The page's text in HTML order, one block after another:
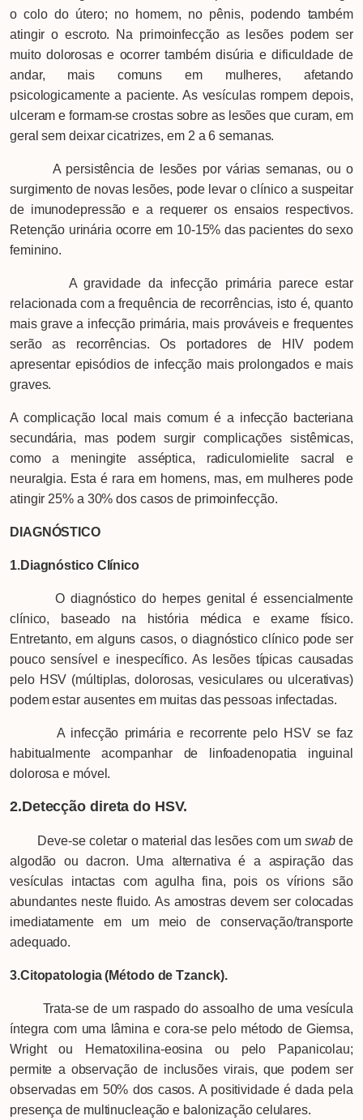
o colo do útero; no homem, no pênis, podendo também
atingir o escroto. Na primoinfecção as lesões podem ser
muito dolorosas e ocorrer também disúria e dificuldade de
andar, mais comuns em mulheres, afetando
psicologicamente a paciente. As vesículas rompem depois,
ulceram e formam-se crostas sobre as lesões que curam, em
geral sem deixar cicatrizes, em 2 a 6 semanas.
A persistência de lesões por várias semanas, ou o
surgimento de novas lesões, pode levar o clínico a suspeitar
de imunodepressão e a requerer os ensaios respectivos.
Retenção urinária ocorre em 10-15% das pacientes do sexo
feminino.
A gravidade da infecção primária parece estar
relacionada com a frequência de recorrências, isto é, quanto
mais grave a infecção primária, mais prováveis e frequentes
serão as recorrências. Os portadores de HIV podem
apresentar episódios de infecção mais prolongados e mais
graves.
A complicação local mais comum é a infecção bacteriana
secundária, mas podem surgir complicações sistêmicas,
como a meningite asséptica, radiculomielite sacral e
neuralgia. Esta é rara em homens, mas, em mulheres pode
atingir 25% a 30% dos casos de primoinfecção.
DIAGNÓSTICO
1.Diagnóstico Clínico
O diagnóstico do herpes genital é essencialmente
clínico, baseado na história médica e exame físico.
Entretanto, em alguns casos, o diagnóstico clínico pode ser
pouco sensível e inespecífico. As lesões típicas causadas
pelo HSV (múltiplas, dolorosas, vesiculares ou ulcerativas)
podem estar ausentes em muitas das pessoas infectadas.
A infecção primária e recorrente pelo HSV se faz
habitualmente acompanhar de linfoadenopatia inguinal
dolorosa e móvel.
2.Detecção direta do HSV.
Deve-se coletar o material das lesões com umswabde
algodão ou dacron. Uma alternativa é a aspiração das
vesículas intactas com agulha fina, pois os vírions são
abundantes neste fluido. As amostras devem ser colocadas
imediatamente em um meio de conservação/transporte
adequado.
3.Citopatologia (Método de Tzanck).
Trata-se de um raspado do assoalho de uma vesícula
íntegra com uma lâmina e cora-se pelo método de Giemsa,
Wright ou Hematoxilina-eosina ou pelo Papanicolau;
permite a observação de inclusões virais, que podem ser
observadas em 50% dos casos. A positividade é dada pela
presença de multinucleação e balonização celulares.